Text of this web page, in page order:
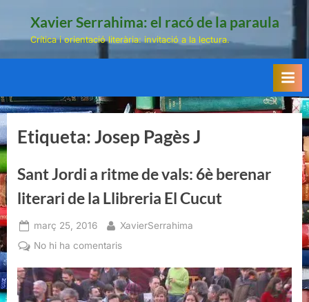
Xavier Serrahima: el racó de la paraula
Crítica i orientació literària: invitació a la lectura.
Etiqueta:Josep Pagès J
Sant Jordi a ritme de vals: 6è berenar
literari de la Llibreria El Cucut
Posted
on
març 25, 2016 By
XavierSerrahima
No hi ha comentarisa
Jordi
a